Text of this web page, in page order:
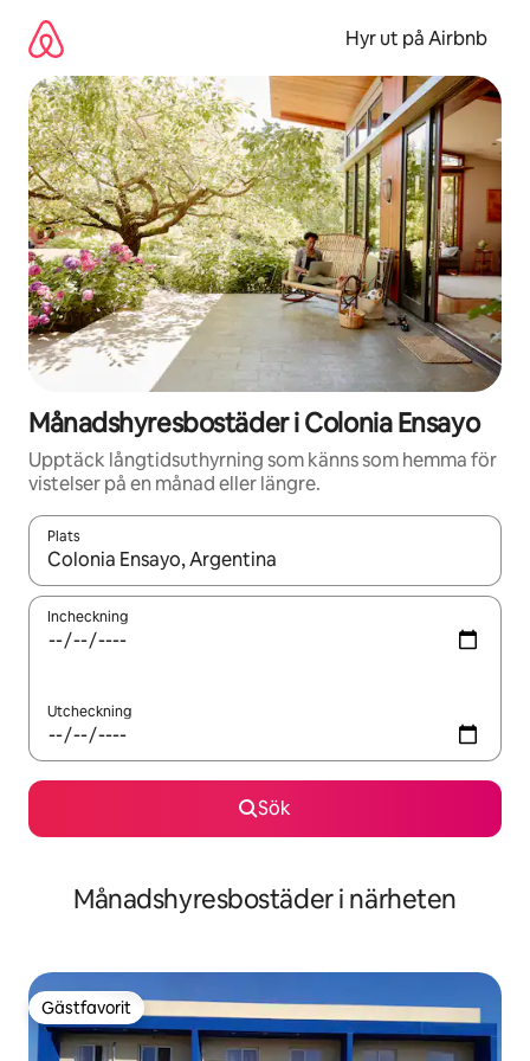
innehåll
Hyr ut på Airbnb
Månadshyresbostäder i Colonia Ensayo
Upptäck långtidsuthyrning som känns som hemma för
vistelser på en månad eller längre.
Plats
När resultaten är tillgängliga kan du navigera med upp- och
Incheckning
Utcheckning
Sök
Månadshyresbostäder i närheten
Gästfavorit
Gästfavorit